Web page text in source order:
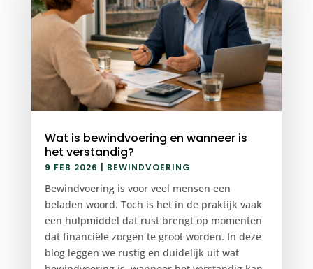
Wat is bewindvoering en wanneer is
het verstandig?
9 FEB 2026 BEWINDVOERING
Bewindvoering is voor veel mensen een
beladen woord. Toch is het in de praktijk vaak
een hulpmiddel dat rust brengt op momenten
dat financiële zorgen te groot worden. In deze
blog leggen we rustig en duidelijk uit wat